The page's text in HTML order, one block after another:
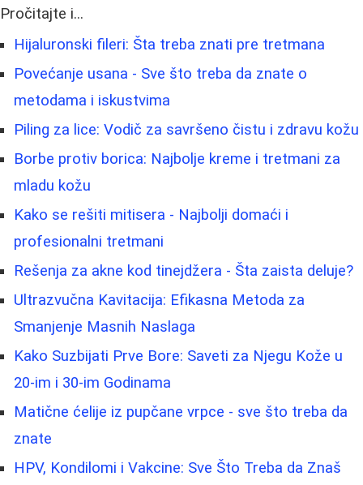
Pročitajte i...
Hijaluronski fileri: Šta treba znati pre tretmana
Povećanje usana - Sve što treba da znate o
metodama i iskustvima
Piling za lice: Vodič za savršeno čistu i zdravu kožu
Borbe protiv borica: Najbolje kreme i tretmani za
mladu kožu
Kako se rešiti mitisera - Najbolji domaći i
profesionalni tretmani
Rešenja za akne kod tinejdžera - Šta zaista deluje?
Ultrazvučna Kavitacija: Efikasna Metoda za
Smanjenje Masnih Naslaga
Kako Suzbijati Prve Bore: Saveti za Njegu Kože u
20-im i 30-im Godinama
Matične ćelije iz pupčane vrpce - sve što treba da
znate
HPV, Kondilomi i Vakcine: Sve Što Treba da Znaš